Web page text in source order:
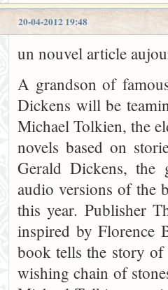
20-04-2012 19:48
un nouvel article
A grandson of
Dickens will be
Michael Tolkien, the
novels based on
Gerald Dickens, the
audio versions of the
this year. Publisher
inspired by Florence
book tells the story of
wishing chain of